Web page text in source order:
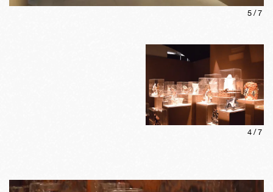
5 /7
4 /7